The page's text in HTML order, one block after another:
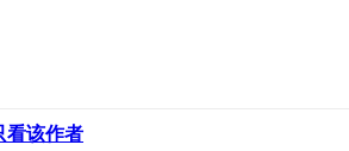
看该作者